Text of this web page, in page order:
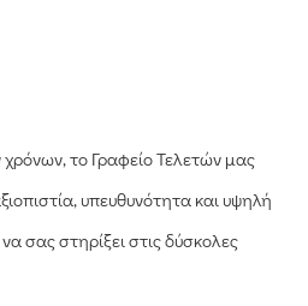
το Γραφείο Τελετών μας
υπευθυνότητα και υψηλή
σας στηρίξει στις δύσκολες